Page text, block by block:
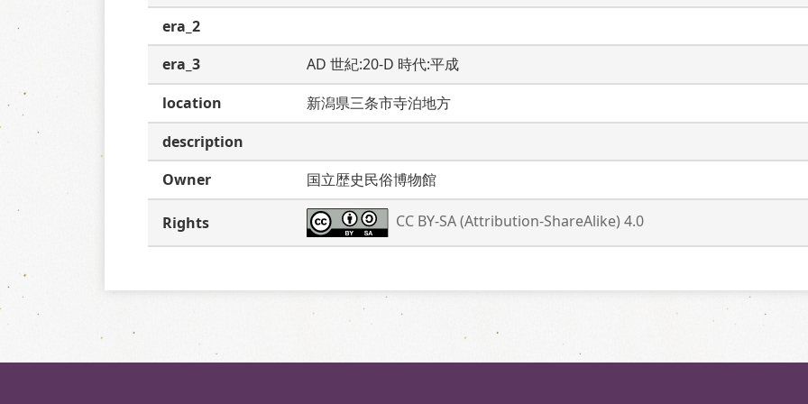
era_2
era_3
AD 世紀:20-D 時代:平成
location
新潟県三条市寺泊地方
description
Owner
国立歴史民俗博物館
Rights CC BY-SA (Attribution-ShareAlike) 4.0